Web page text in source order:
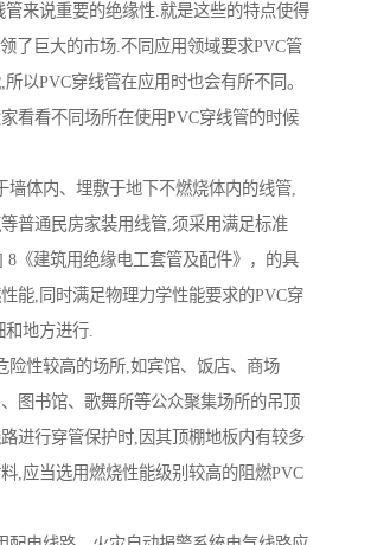
管来说重要的绝缘性.就是这些的特点使得
了巨大的市场.不同应用领域要求PVC管
以PVC穿线管在应用时也会有所不同。
家看看不同场所在使用PVC穿线管的时候
墙体内、埋敷于地下不燃烧体内的线管,
普通民房家装用线管,须采用满足标准
8《建筑用绝缘电工套管及配件》，的具
能,同时满足物理力学性能要求的PVC穿
和地方进行.
险性较高的场所,如宾馆、饭店、商场
、图书馆、歌舞所等公众聚集场所的吊顶
进行穿管保护时,因其顶棚地板内有较多
,应当选用燃烧性能级别较高的阻燃PVC